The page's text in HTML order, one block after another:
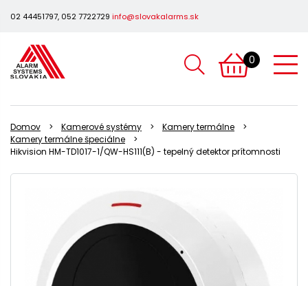
02 44451797, 052 7722729 info@slovakalarms.sk
0
Domov Kamerové systémy
Kamery termálne
Kamery termálne špeciálne
Hikvision HM-TD1017-1/QW-HS111(B) - tepelný detektor prítomnosti